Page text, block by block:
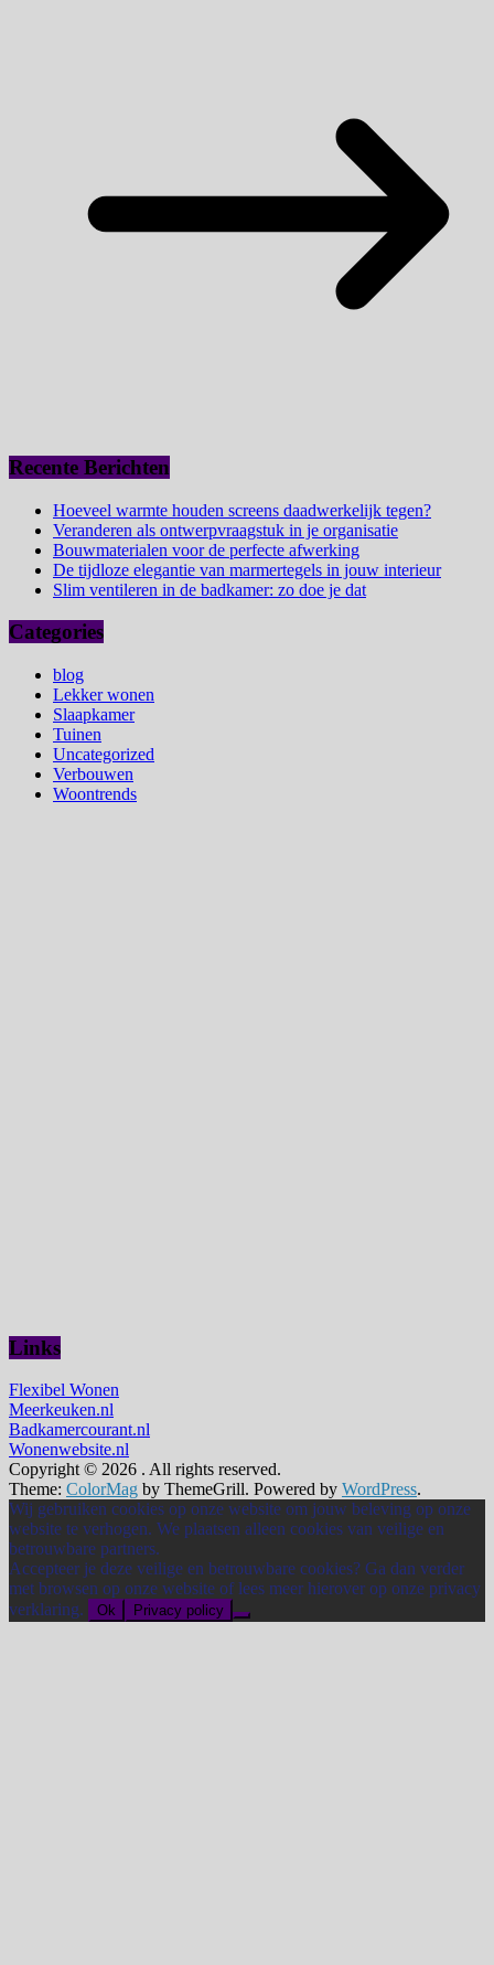
Recente Berichten
Hoeveel warmte houden screens daadwerkelijk tegen?
Veranderen als ontwerpvraagstuk in je organisatie
Bouwmaterialen voor de perfecte afwerking
De tijdloze elegantie van marmertegels in jouw interieur
Slim ventileren in de badkamer: zo doe je dat
Categories
blog
Lekker wonen
Slaapkamer
Tuinen
Uncategorized
Verbouwen
Woontrends
Links
Flexibel Wonen
Meerkeuken.nl
Badkamercourant.nl
Wonenwebsite.nl
Copyright © 2026 . All rights reserved.
Theme: ColorMag by ThemeGrill. Powered by WordPress.
Wij gebruiken cookies op onze website om jouw beleving op onze
website te verhogen. We plaatsen alleen cookies van veilige en
betrouwbare partners.
Accepteer je deze veilige en betrouwbare cookies? Ga dan verder
met browsen op onze website of lees meer hierover op onze privacy
verklaring.
Ok Privacy policy